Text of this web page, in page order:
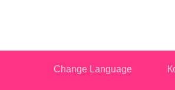
Change Language